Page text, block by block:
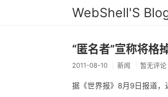
WebShell'S
“匿名者”宣称将
2011-08-10 新闻 暂无评论
据《世界报》8月9日报道，